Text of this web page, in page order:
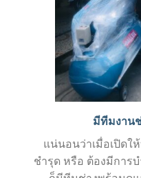
มีทีมงาน
แน่นอนว่าเมื่อเปิดใ
ชำรุด หรือ ต้องมีการ